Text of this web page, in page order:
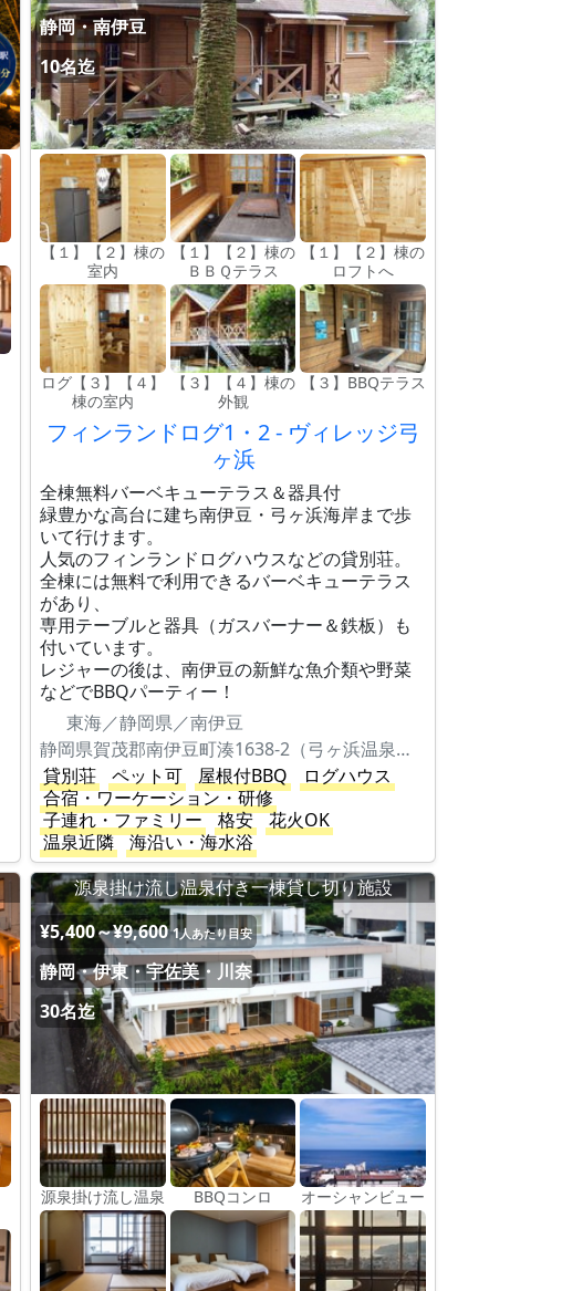
静岡・南伊豆
10名迄
【１】【２】棟の
室内
【１】【２】棟の
ＢＢＱテラス
【１】【２】棟の
ロフトへ
ログ【３】【４】
棟の室内
【３】【４】棟の
外観
【３】BBQテラス
フィンランドログ1・2 - ヴィレッジ弓
ヶ浜
全棟無料バーベキューテラス＆器具付
緑豊かな高台に建ち南伊豆・弓ヶ浜海岸まで歩
いて行けます。
人気のフィンランドログハウスなどの貸別荘。
全棟には無料で利用できるバーベキューテラス
があり、
専用テーブルと器具（ガスバーナー＆鉄板）も
付いています。
レジャーの後は、南伊豆の新鮮な魚介類や野菜
などでBBQパーティー！
東海／静岡県／南伊豆
静岡県賀茂郡南伊豆町湊1638-2（弓ヶ浜温泉別荘地内）
貸別荘
ペット可 屋根付BBQ
ログハウス
合宿・ワーケーション・研修
子連れ・ファミリー
格安
花火OK
温泉近隣
海沿い・海水浴
源泉掛け流し温泉付き一棟貸し切り施設
¥5,400～¥9,600 1人あたり目安
静岡・伊東・宇佐美・川奈
30名迄
源泉掛け流し温泉 BBQコンロ オーシャンビュー